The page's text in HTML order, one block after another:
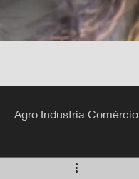
Agro Industria Comércio